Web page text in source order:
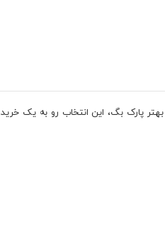
بهتر پارک بگ، این انتخاب رو به یک